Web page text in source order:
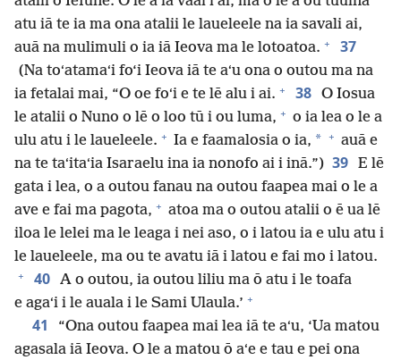
atu iā te ia ma ona atalii le laueleele na ia savali ai,
auā na mulimuli o ia iā Ieova ma le lotoatoa. + 37
(Na toʻatamaʻi fo‘i Ieova iā te aʻu ona o outou ma na
ia fetalai mai, “O oe foʻi e te lē alu i ai. + 38 O Iosua
le atalii o Nuno o lē o loo tū i ou luma, + o ia lea o le a
ulu atu i le laueleele. + Ia e faamalosia o ia, * + auā e
na te taʻitaʻia Isaraelu ina ia nonofo ai i inā.”) 39 E lē
gata i lea, o a outou fanau na outou faapea mai o le a
ave e fai ma pagota, + atoa ma o outou atalii o ē ua lē
iloa le lelei ma le leaga i nei aso, o i latou ia e ulu atu i
le laueleele, ma ou te avatu iā i latou e fai mo i latou.
+ 40 A o outou, ia outou liliu ma ō atu i le toafa
e agaʻi i le auala i le Sami Ulaula.’ +
41
“Ona outou faapea mai lea iā te aʻu, ‘Ua matou
agasala iā Ieova. O le a matou ō aʻe e tau e pei ona